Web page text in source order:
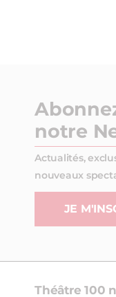
notre
Actualités,
nouveaux
JE
Théâtre 100